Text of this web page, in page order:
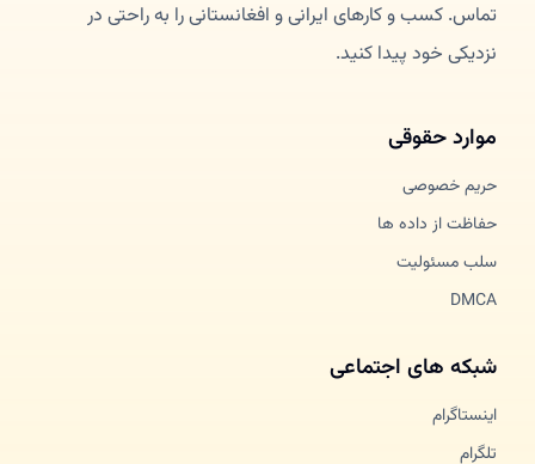
تماس. کسب و کارهای ایرانی و افغانستانی را به راحتی در
نزدیکی خود پیدا کنید.
موارد حقوقی
حریم خصوصی
حفاظت از داده ها
سلب مسئولیت
DMCA
شبکه های اجتماعی
اینستاگرام
تلگرام